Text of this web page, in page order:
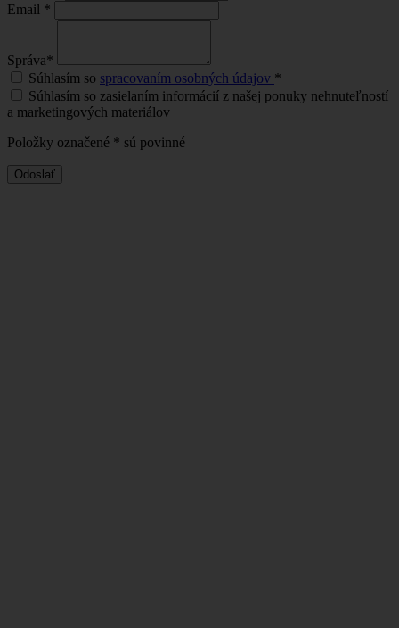
Email *
Správa*
Súhlasím so spracovaním osobných údajov *
Súhlasím so zasielaním informácií z našej ponuky nehnuteľností
a marketingových materiálov
Položky označené * sú povinné
Odoslať